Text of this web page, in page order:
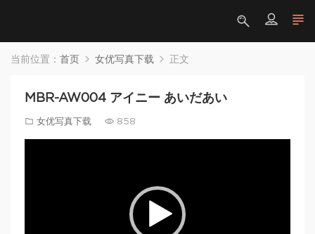
当前位置： 首页 女优写真下载 正文
MBR-AW004 アイニー あいだあい
女优写真下载 858